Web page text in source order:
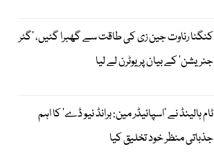
کنگنا رناوت جین زی کی طاقت سے گھبرا گئیں، ’گٹر
جنریشن‘ کے بیان پر یوٹرن لے لیا
ٹام ہالینڈ نے ’اسپائیڈر مین: برانڈ نیو ڈے‘ کا اہم
جذباتی منظر خود تخلیق کیا